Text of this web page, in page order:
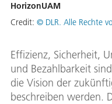
HorizonUAM
Credit: © DLR. Alle Rechte
Effizienz, Sicherheit,
und Bezahlbarkeit
die Vision der
beschreiben werden.